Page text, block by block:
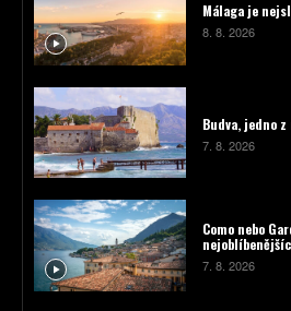
Málaga je
8. 8. 2026
Budva, jedno
7. 8. 2026
Como nebo
7. 8. 2026